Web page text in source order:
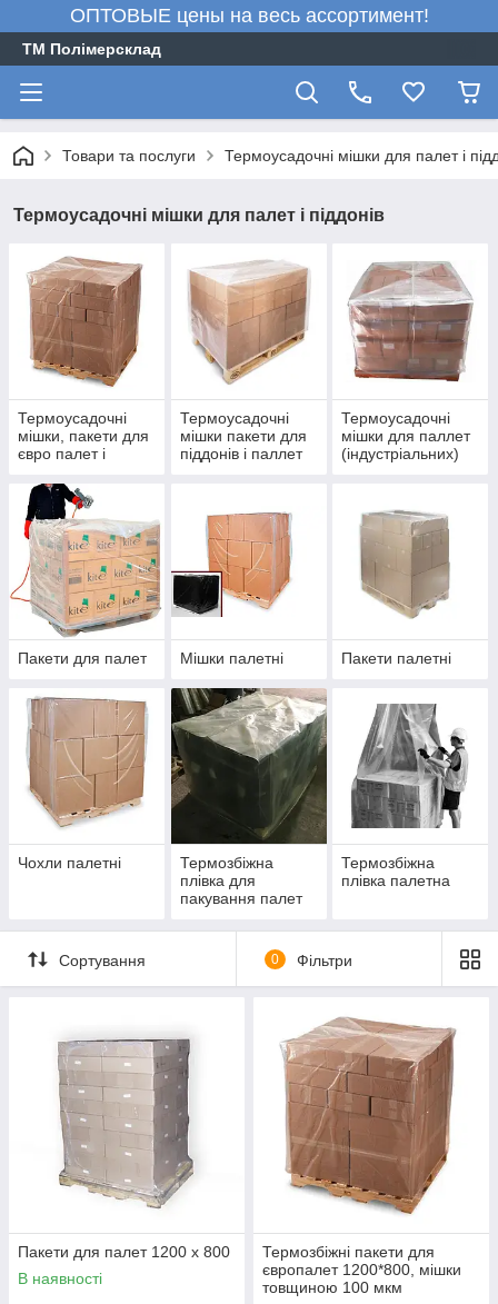
ОПТОВЫЕ цены на весь ассортимент!
ТМ Полімерсклад
Товари та послуги Термоусадочні мішки для палет і
Термоусадочні мішки для палет і піддонів
Термоусадочні
мішки, пакети для
євро палет і
800х1200
Термоусадочні
мішки пакети для
піддонів і паллет
Термоусадочні
мішки для паллет
(індустріальних)
Пакети для палет Мішки палетні Пакети палетні
Чохли палетні
Термозбіжна
плівка для
пакування палет
Термозбіжна
плівка палетна
Сортування 0 Фільтри
Пакети для палет 1200 х 800
В наявності
Термозбіжні пакети для
європалет 1200*800, мішки
товщиною 100 мкм